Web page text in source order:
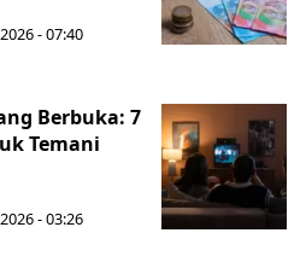
- 07:40
Berbuka: 7
Temani
- 03:26